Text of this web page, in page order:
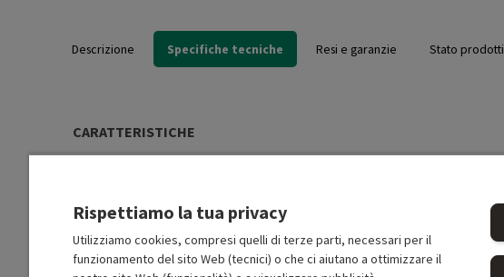
Descrizione Specifiche tecniche Resi e garanzie Stato prodotti
CARATTERISTICHE
Potenza mwo (W) 700
Rispettiamo la tua privacy
Utilizziamo cookies, compresi quelli di terze parti, necessari per il
funzionamento del sito Web (tecnici) o che ci aiutano a ottimizzare il